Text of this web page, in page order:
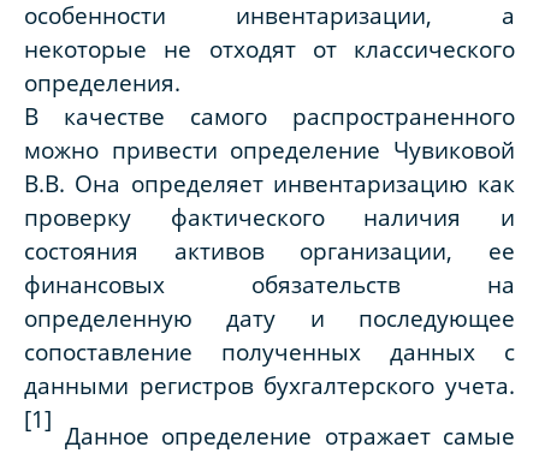
особенности инвентаризации, а
некоторые не отходят от классического
определения.
В качестве самого распространенного
можно привести определение Чувиковой
В.В. Она определяет инвентаризацию как
проверку фактического наличия и
состояния активов организации, ее
финансовых обязательств на
определенную дату и последующее
сопоставление полученных данных с
данными регистров бухгалтерского учета.
[1]
Данное определение отражает самые